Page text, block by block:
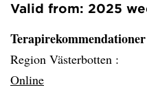
Valid from: 2025
Region Västerbotten :
Online